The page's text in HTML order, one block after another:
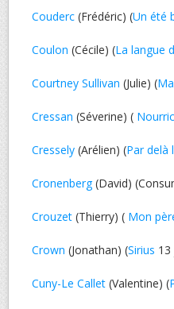
Couderc (Frédéric) (Un été
Coulon (Cécile) (La langue
Courtney Sullivan (Julie) (
Cressan (Séverine) (
Cressely (Arélien) (Par delà
Cronenberg(David)
Crouzet (Thierry) ( Mon
Crown (Jonathan) (Sirius 13
Cuny-Le Callet (Valentine) (